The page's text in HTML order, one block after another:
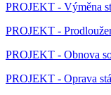
PROJEKT - Výměna
PROJEKT -
PROJEKT - Obnova
PROJEKT - Oprava